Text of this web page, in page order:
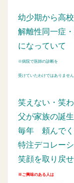
幼少期から高
解離性同一症
になっていて
※病院で医師の診断を
受けていたわけではありません
笑えない・笑
父が家族の誕
毎年 頼んで
特注デコレー
笑顔を取り戻
※ご興味のある人は